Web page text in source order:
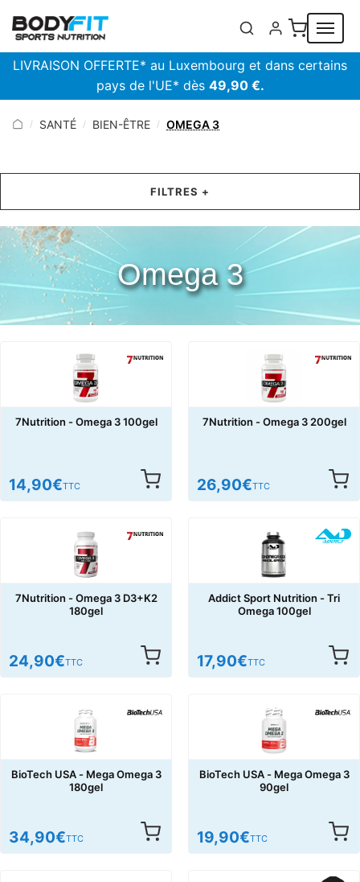
LIVRAISON OFFERTE* au Luxembourg et dans certains
pays de l'UE* dès 49,90 €.
/ SANTÉ / BIEN-ÊTRE / OMEGA 3
FILTRES +
Omega 3
7Nutrition - Omega 3 100gel
14,90€TTC
7Nutrition - Omega 3 200gel
26,90€TTC
7Nutrition - Omega 3 D3+K2
180gel
24,90€TTC
Addict Sport Nutrition - Tri
Omega 100gel
17,90€TTC
BioTech USA - Mega Omega 3
180gel
34,90€TTC
BioTech USA - Mega Omega 3
90gel
19,90€TTC